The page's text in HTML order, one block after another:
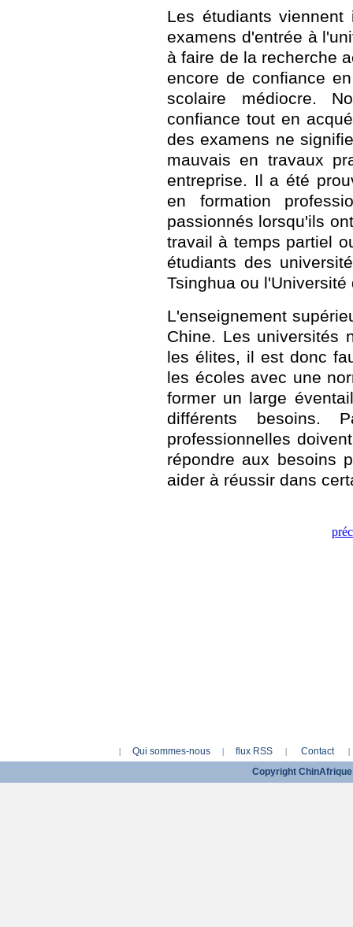
Les étudiants
examens d'entrée à
à faire de la recherche
encore de confiance
scolaire médiocre.
confiance tout en
des examens ne
mauvais en travaux
entreprise. Il a été
en formation
passionnés lorsqu'ils
travail à temps partiel
étudiants des
Tsinghua ou l'Université
L'enseignement
Chine. Les universités
les élites, il est donc
les écoles avec une
former un large
différents besoins.
professionnelles
répondre aux besoins
aider à réussir dans
| Qui sommes-nous | flux RSS | Contact |
Copyright